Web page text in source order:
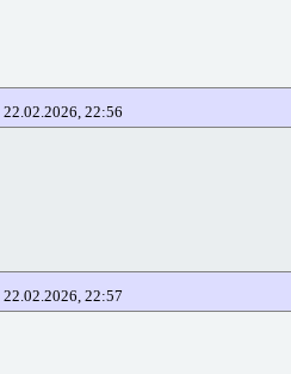
22.02.2026, 22:56
22.02.2026, 22:57